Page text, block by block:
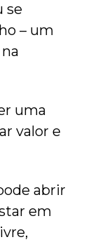
se
– um
uma
valor e
abrir
em